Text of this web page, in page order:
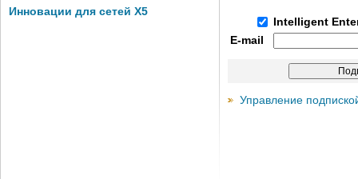
Инновации для сетей X5
Intelligent
E-mail
Управление